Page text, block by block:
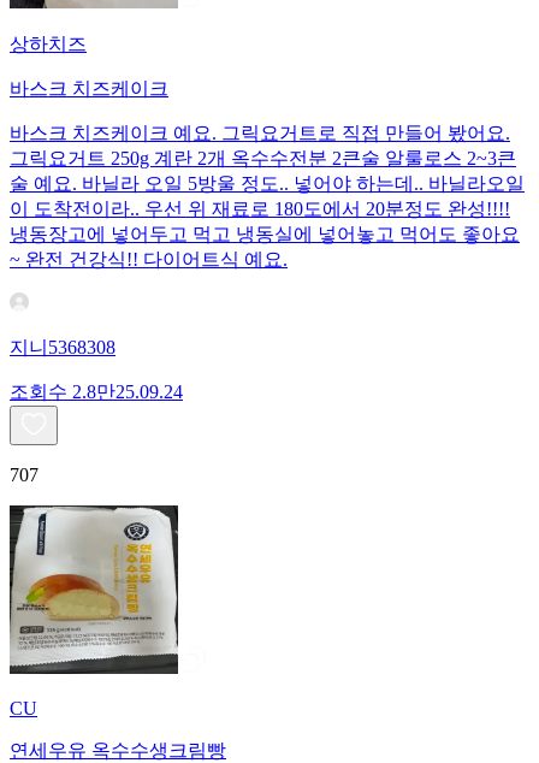
상하치즈
바스크 치즈케이크
바스크 치즈케이크 예요. 그릭요거트로 직접 만들어 봤어요.
그릭요거트 250g 계란 2개 옥수수전분 2큰술 알룰로스 2~3큰
술 예요. 바닐라 오일 5방울 정도.. 넣어야 하는데.. 바닐라오일
이 도착전이라.. 우선 위 재료로 180도에서 20분정도 완성!!!!
냉동장고에 넣어두고 먹고 냉동실에 넣어놓고 먹어도 좋아요
~ 완전 건강식!! 다이어트식 예요.
지니5368308
조회수 2.8만25.09.24
707
CU
연세우유 옥수수생크림빵